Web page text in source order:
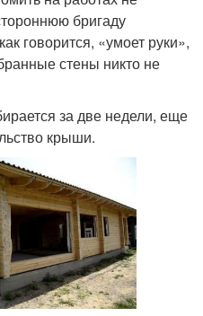
бригаду
говорится, «умоет руки»,
стены никто не
за две недели, еще
крыши.